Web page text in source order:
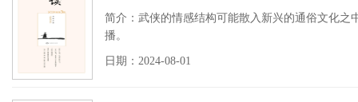
简介：武侠的情感结构可能散入新兴的通俗文化之
播。
日期：2024-08-01